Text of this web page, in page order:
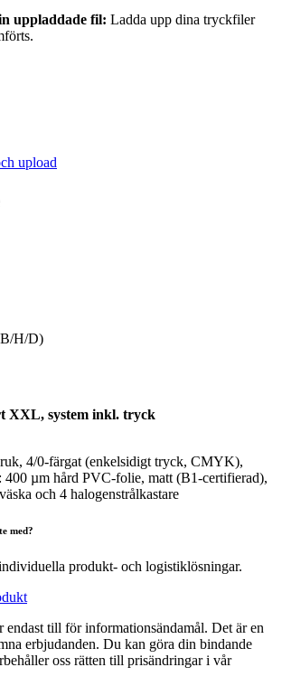
uppladdade fil: Ladda upp dina tryckfiler
upload
H/D)
XXL, system inkl. tryck
4/0-färgat (enkelsidigt tryck, CMYK),
400 µm hård PVC-folie, matt (B1-certifierad),
och 4 halogenstrålkastare
med?
produkt- och logistiklösningar.
endast till för informationsändamål. Det är en
erbjudanden. Du kan göra din bindande
oss rätten till prisändringar i vår